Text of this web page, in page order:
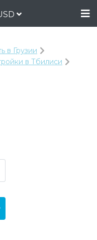
в Грузии
в Тбилиси